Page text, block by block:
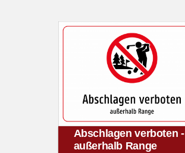
Abschlagen verboten -
außerhalb Range